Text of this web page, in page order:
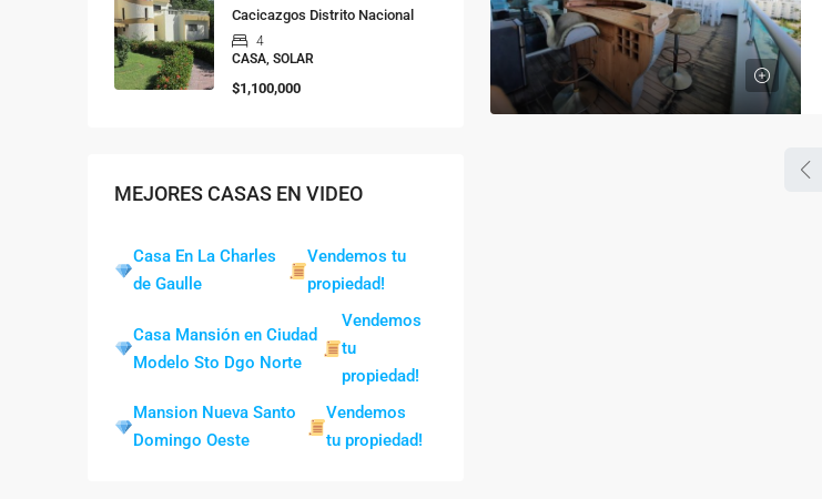
Cacicazgos Distrito Nacional
4
CASA, SOLAR
$1,100,000
MEJORES CASAS EN VIDEO
Casa En La Charles
de Gaulle
Vendemos tu
propiedad!
Casa Mansión en Ciudad
Modelo Sto Dgo Norte
Vendemos
tu
propiedad!
Mansion Nueva Santo
Domingo Oeste
Vendemos
tu propiedad!